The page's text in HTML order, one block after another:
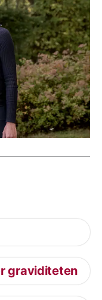
graviditeten